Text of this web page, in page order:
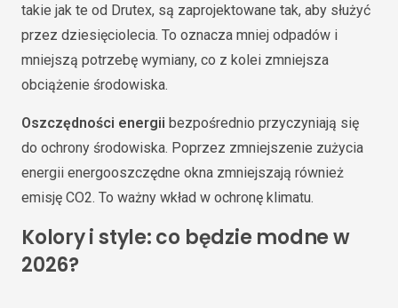
takie jak te od Drutex, są zaprojektowane tak, aby służyć
przez dziesięciolecia. To oznacza mniej odpadów i
mniejszą potrzebę wymiany, co z kolei zmniejsza
obciążenie środowiska.
Oszczędności energii bezpośrednio przyczyniają się
do ochrony środowiska. Poprzez zmniejszenie zużycia
energii energooszczędne okna zmniejszają również
emisję CO2. To ważny wkład w ochronę klimatu.
Kolory i style: co będzie modne w
2026?